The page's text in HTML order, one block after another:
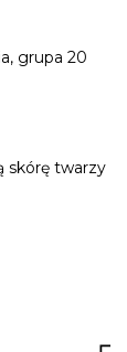
grupa 20
skórę twarzy